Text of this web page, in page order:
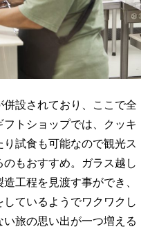
設されており、ここで全
トショップでは、クッキ
試食も可能なので観光ス
もおすすめ。ガラス越し
工程を見渡す事ができ、
ているようでワクワクし
旅の思い出が一つ増える